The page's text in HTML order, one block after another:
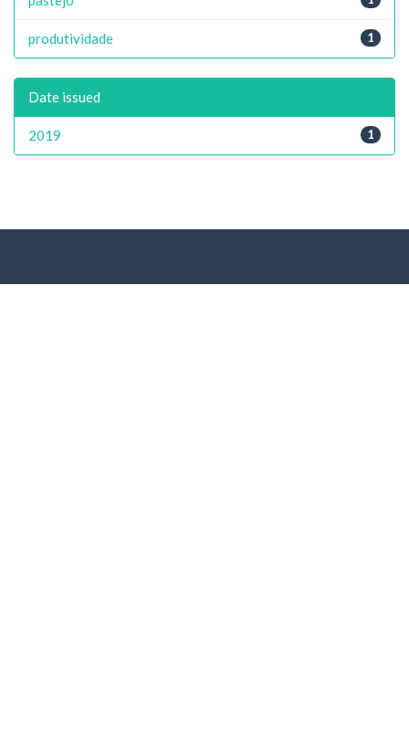
1
produtividade
Date issued
1
2019